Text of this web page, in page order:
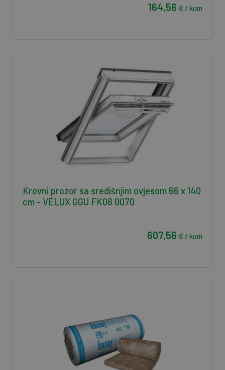
164,56 € / kom
Krovni prozor sa središnjim ovjesom 66 x 140
cm - VELUX GGU FK08 0070
607,56 € / kom